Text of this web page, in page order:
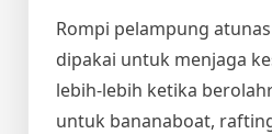
Rompi pelampung
dipakai untuk menjaga
lebih-lebih ketika
untuk bananaboat,